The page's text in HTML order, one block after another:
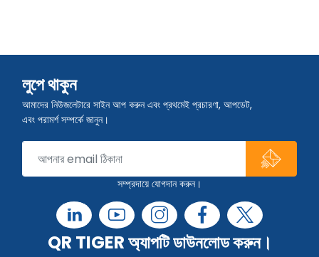
লুপে থাকুন
আমাদের নিউজলেটারে সাইন আপ করুন এবং প্রথমেই প্রচারণা, আপডেট,
এবং পরামর্শ সম্পর্কে জানুন।
সম্প্রদায়ে যোগদান করুন।
QR TIGER অ্যাপটি ডাউনলোড করুন।